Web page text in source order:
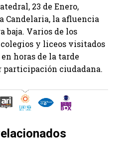
23 de Enero,
Candelaria, la afluencia
baja. Varios de los
colegios y liceos visitados
horas de la tarde
participación ciudadana.